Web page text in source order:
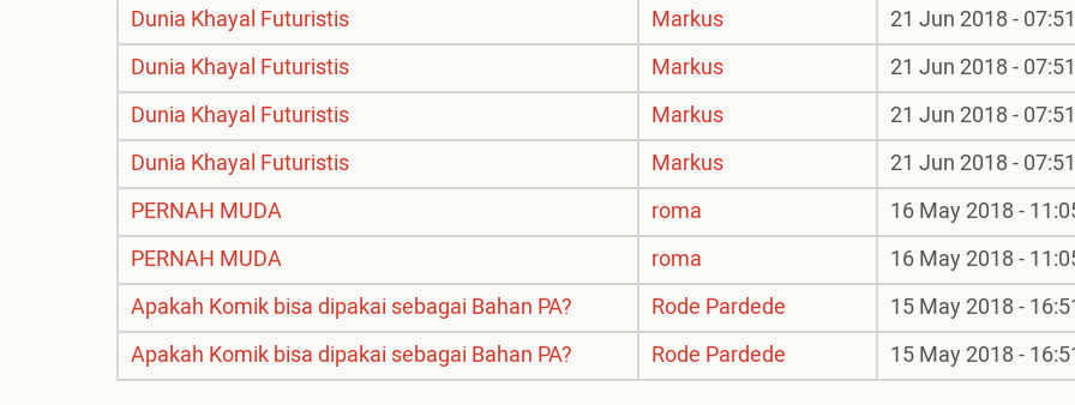
Dunia Khayal Futuristis
Markus
21 Jun 2018 - 07:51
Dunia Khayal Futuristis
Markus
21 Jun 2018 - 07:51
Dunia Khayal Futuristis
Markus
21 Jun 2018 - 07:51
Dunia Khayal Futuristis
Markus
21 Jun 2018 - 07:51
PERNAH MUDA
roma
16 May 2018 -
PERNAH MUDA
roma
16 May 2018 -
Apakah Komik bisa dipakai sebagai Bahan PA?
Rode Pardede
15 May 2018 -
Apakah Komik bisa dipakai sebagai Bahan PA?
Rode Pardede 15 May 2018 -